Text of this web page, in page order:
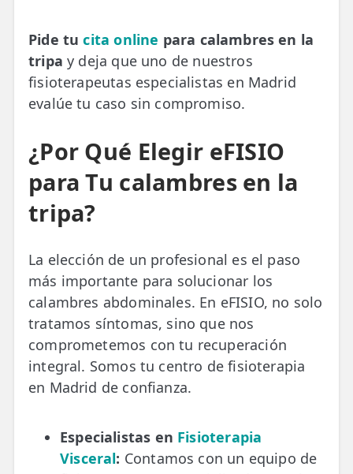
Pide tucita online para calambres en la
tripa y deja que uno de nuestros
fisioterapeutas especialistas en Madrid
evalúe tu caso sin compromiso.
¿Por Qué Elegir eFISIO
para Tu calambres en la
tripa?
La elección de un profesional es el paso
más importante para solucionar los
calambres abdominales. En eFISIO, no solo
tratamos síntomas, sino que nos
comprometemos con tu recuperación
integral. Somos tu centro de fisioterapia
en Madrid de confianza.
Especialistas en Fisioterapia
Visceral: Contamos con un equipo de